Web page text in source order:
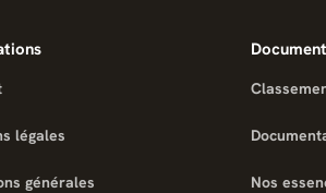
légales
générales Nos